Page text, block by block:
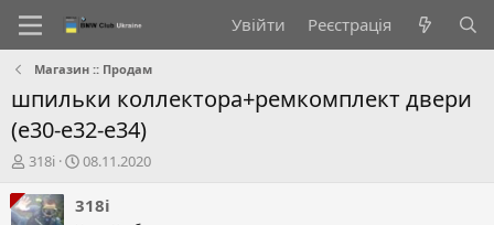
Увійти Реєстрація
Магазин :: Продам
шпильки коллектора+ремкомплект двери
(е30-е32-е34)
А
т
о
318i
Д
т
08.11.2020
318i